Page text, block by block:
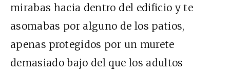
mirabas hacia dentro del edificio y te
asomabas por alguno de los patios,
apenas protegidos por un murete
demasiado bajo del que los adultos